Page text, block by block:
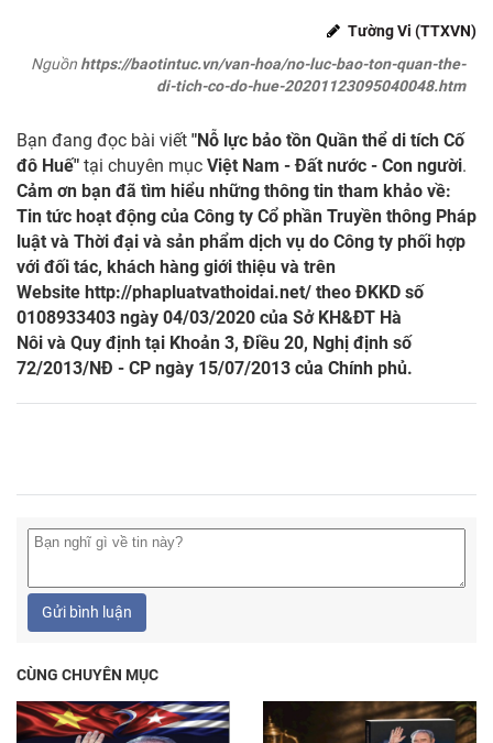
Tường Vi (TTXVN)
Nguồn https://baotintuc.vn/van-hoa/no-luc-bao-ton-quan-the-
di-tich-co-do-hue-20201123095040048.htm
Bạn đang đọc bài viết "Nỗ lực bảo tồn Quần thể di tích Cố
đô Huế" tại chuyên mục Việt Nam - Đất nước - Con người.
Cảm ơn bạn đã tìm hiểu những thông tin tham khảo về:
Tin tức hoạt động của Công ty Cổ phần Truyền thông Pháp
luật và Thời đại và sản phẩm dịch vụ do Công ty phối hợp
với đối tác, khách hàng giới thiệu và trên
Website http://phapluatvathoidai.net/ theo ĐKKD số
0108933403 ngày 04/03/2020 của Sở KH&ĐT Hà
Nôi và Quy định tại Khoản 3, Điều 20, Nghị định số
72/2013/NĐ - CP ngày 15/07/2013 của Chính phủ.
Gửi bình luận
CÙNG CHUYÊN MỤC